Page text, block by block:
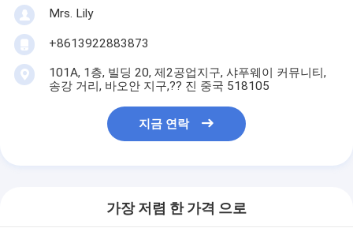
Mrs. Lily
+8613922883873
101A, 1층, 빌딩 20, 제2공업지구, 샤푸웨이 커뮤니티,
송강 거리, 바오안 지구,?? 진 중국 518105
지금 연락
가장 저렴 한 가격 으로